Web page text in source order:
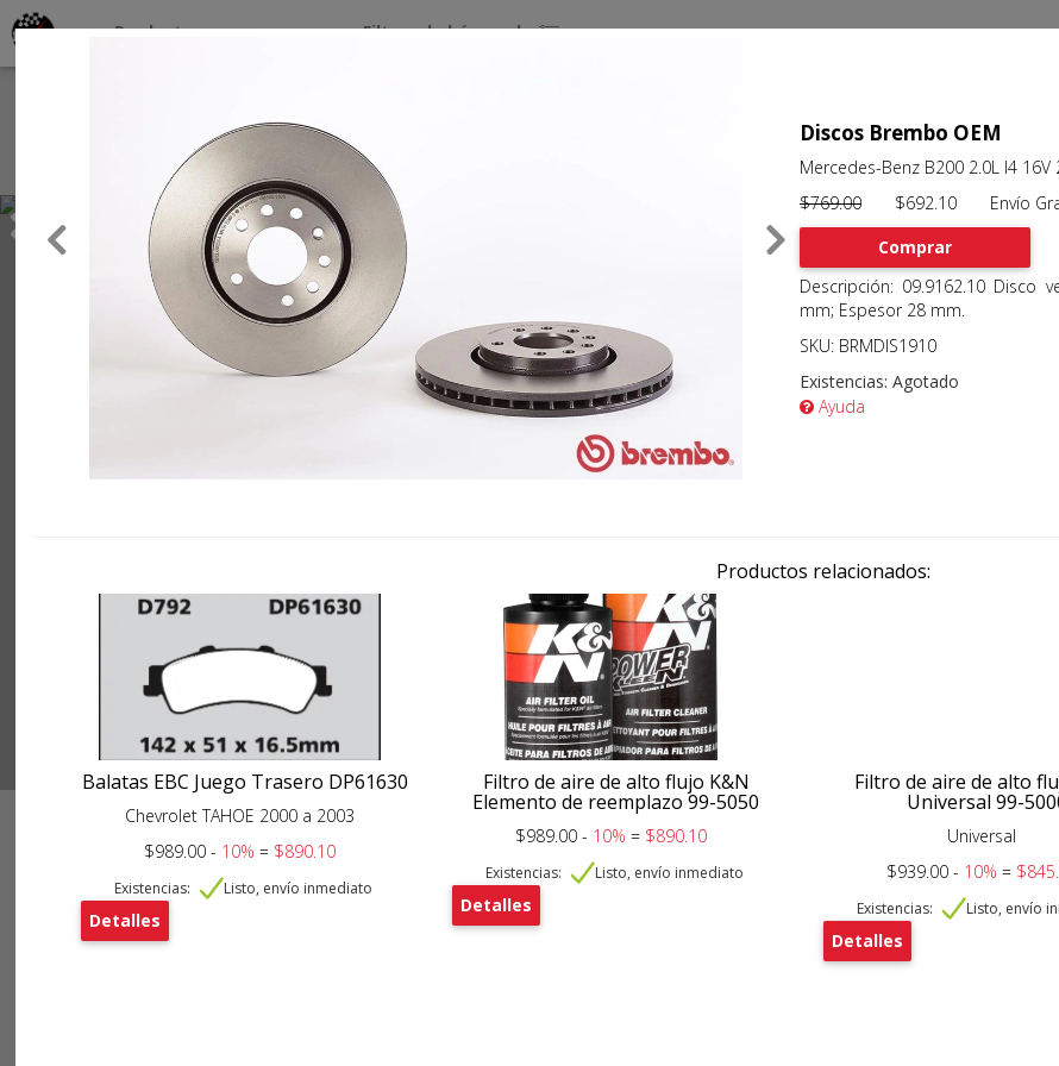
Clients
Contact
Productos por marcas Filtros de búsqueda
Previous
Discos Brembo OEM
Mercedes-Benz B200 2.0L I4 16V
$769.00$692.10 Envío
Comprar
Descripción: 09.9162.10 Disco
mm; Espesor 28 mm.
SKU: BRMDIS1910
Existencias: Agotado
Ayuda
Productos relacionados:
Balatas EBC Juego Trasero DP61630
Chevrolet TAHOE 2000 a 2003
$989.00 - 10% = $890.10
Existencias: Listo, envío inmediato
Detalles
Filtro de aire de alto flujo K&N
Elemento de reemplazo 99-5050
$989.00 - 10% = $890.10
Existencias: Listo, envío inmediato
Detalles
Filtro de aire de alto
Universal 99-
Universal
$939.00 - 10% =
Existencias: Listo, envío
Detalles